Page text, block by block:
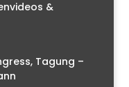
&
Tagung –